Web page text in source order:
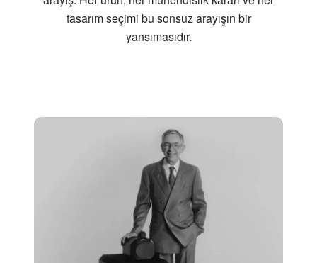
tasarım seçimi bu sonsuz arayışın bir
yansımasıdır.